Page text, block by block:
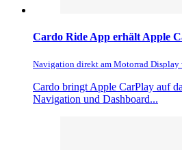
Cardo Ride App erhält Apple
Navigation direkt am Motorrad Display
Cardo bringt Apple CarPlay auf
Navigation und Dashboard...